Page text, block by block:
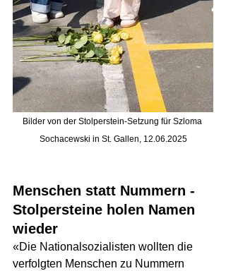
Bilder von der Stolperstein-Setzung für Szloma
Sochacewski in St. Gallen, 12.06.2025
Menschen statt Nummern -
Stolpersteine holen Namen
wieder
«Die Nationalsozialisten wollten die
verfolgten Menschen zu Nummern